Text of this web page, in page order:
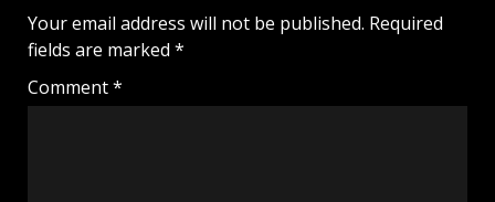
Your email address will not be published. Required
fields are marked *
Comment*